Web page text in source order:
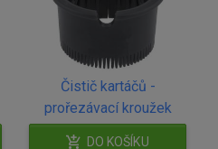
Čistič kartáčů -
prořezávací kroužek
DO KOŠÍKU